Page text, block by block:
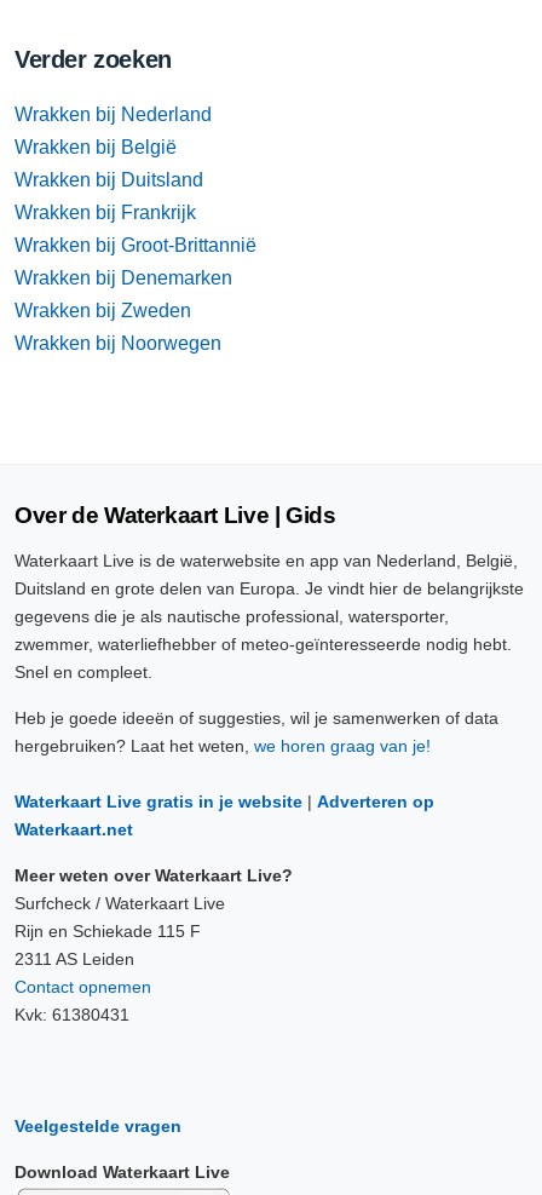
Verder zoeken
Wrakken bij Nederland
Wrakken bij België
Wrakken bij Duitsland
Wrakken bij Frankrijk
Wrakken bij Groot-Brittannië
Wrakken bij Denemarken
Wrakken bij Zweden
Wrakken bij Noorwegen
Over de Waterkaart Live | Gids
Waterkaart Live is de waterwebsite en app van Nederland, België,
Duitsland en grote delen van Europa. Je vindt hier de belangrijkste
gegevens die je als nautische professional, watersporter,
zwemmer, waterliefhebber of meteo-geïnteresseerde nodig hebt.
Snel en compleet.
Heb je goede ideeën of suggesties, wil je samenwerken of data
hergebruiken? Laat het weten, we horen graag van je!
Waterkaart Live gratis in je website | Adverteren op
Waterkaart.net
Meer weten over Waterkaart Live?
Surfcheck / Waterkaart Live
Rijn en Schiekade 115 F
2311 AS Leiden
Contact opnemen
Kvk: 61380431
Veelgestelde vragen
Download Waterkaart Live